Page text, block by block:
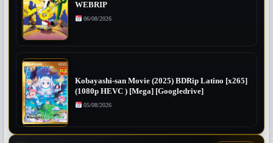
WEBRIP
06/08/2026
Kobayashi-san Movie (2025) BDRip Latino [x265]
(1080p HEVC ) [Mega] [Googledrive]
05/08/2026